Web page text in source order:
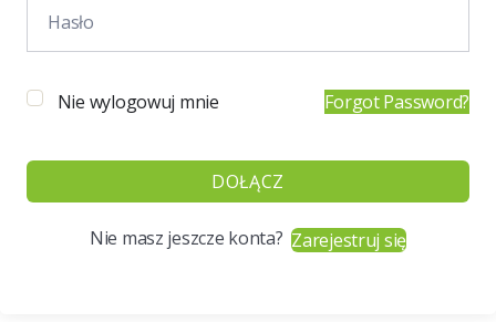
Nie wylogowuj mnie Forgot Password?
DOŁĄCZ
Nie masz jeszcze konta?Zarejestruj się